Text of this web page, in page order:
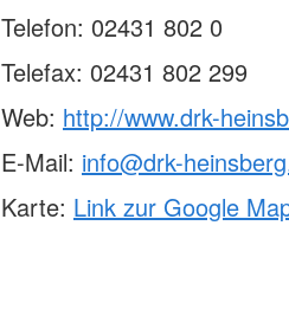
Telefon: 02431 802 0
Telefax: 02431 802 299
Web: http://www.drk-
E-Mail: info@drk-
Karte: Link zur Google